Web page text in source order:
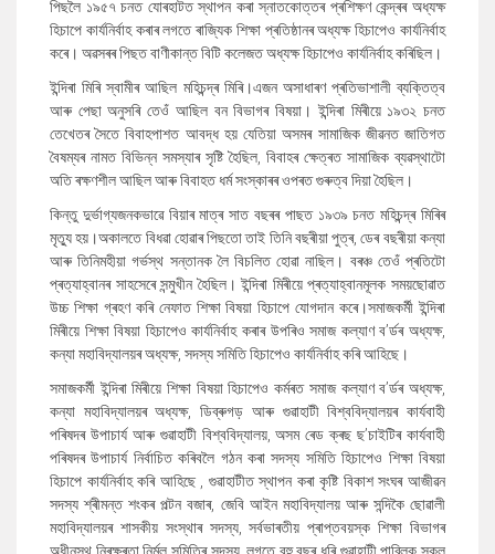
পিছলৈ ১৯৫৭ চনত যোৰহাটত স্থাপন কৰা স্নাতকোত্তৰ প্ৰশিক্ষণ কেন্দ্ৰৰ অধ্যক্ষ
হিচাপে কাৰ্যনিৰ্বাহ কৰাৰ লগতে ৰাজ্যিক শিক্ষা প্ৰতিষ্ঠানৰ অধ্যক্ষ হিচাপেও কাৰ্যনিৰ্বাহ
কৰে। অৱসৰৰ পিছত বাণীকান্ত বিটি কলেজত অধ্যক্ষ হিচাপেও কাৰ্যনিৰ্বাহ কৰিছিল।
ইন্দিৰা মিৰি স্বামীৰ আছিল মহিচন্দ্ৰ মিৰি।এজন অসাধাৰণ প্ৰতিভাশালী ব্যক্তিত্ব
আৰু পেছা অনুসৰি তেওঁ আছিল বন বিভাগৰ বিষয়া। ইন্দিৰা মিৰীয়ে ১৯৩২ চনত
তেখেতৰ সৈতে বিবাহপাশত আবদ্ধ হয় যেতিয়া অসমৰ সামাজিক জীৱনত জাতিগত
বৈষম্যৰ নামত বিভিন্ন সমস্যাৰ সৃষ্টি হৈছিল, বিবাহৰ ক্ষেত্ৰত সামাজিক ব্যৱস্থাটো
অতি ৰক্ষণশীল আছিল আৰু বিবাহত ধৰ্ম সংস্কাৰৰ ওপৰত গুৰুত্ব দিয়া হৈছিল।
কিন্তু দুৰ্ভাগ্যজনকভাৱে বিয়াৰ মাত্ৰ সাত বছৰৰ পাছত ১৯৩৯ চনত মহিচন্দ্ৰ মিৰিৰ
মৃত্যু হয়।অকালতে বিধৱা হোৱাৰ পিছতো তাই তিনি বছৰীয়া পুত্ৰ, ডেৰ বছৰীয়া কন্যা
আৰু তিনিমহীয়া গৰ্ভস্থ সন্তানক লৈ বিচলিত হোৱা নাছিল। বৰঞ্চ তেওঁ প্ৰতিটো
প্ৰত্যাহ্বানৰ সাহসেৰে সন্মুখীন হৈছিল। ইন্দিৰা মিৰীয়ে প্ৰত্যাহ্বানমূলক সময়ছোৱাত
উচ্চ শিক্ষা গ্ৰহণ কৰি নেফাত শিক্ষা বিষয়া হিচাপে যোগদান কৰে।সমাজকৰ্মী ইন্দিৰা
মিৰীয়ে শিক্ষা বিষয়া হিচাপেও কাৰ্যনিৰ্বাহ কৰাৰ উপৰিও সমাজ কল্যাণ ব’ৰ্ডৰ অধ্যক্ষ,
কন্যা মহাবিদ্যালয়ৰ অধ্যক্ষ, সদস্য সমিতি হিচাপেও কাৰ্যনিৰ্বাহ কৰি আহিছে।
সমাজকৰ্মী ইন্দিৰা মিৰীয়ে শিক্ষা বিষয়া হিচাপেও কৰ্মৰত সমাজ কল্যাণ ব’ৰ্ডৰ অধ্যক্ষ,
কন্যা মহাবিদ্যালয়ৰ অধ্যক্ষ, ডিব্ৰুগড় আৰু গুৱাহাটী বিশ্ববিদ্যালয়ৰ কাৰ্যবাহী
পৰিষদৰ উপাচাৰ্য আৰু গুৱাহাটী বিশ্ববিদ্যালয়, অসম ৰেড ক্ৰছ ছ’চাইটিৰ কাৰ্যবাহী
পৰিষদৰ উপাচাৰ্য নিৰ্বাচিত কৰিবলৈ গঠন কৰা সদস্য সমিতি হিচাপেও শিক্ষা বিষয়া
হিচাপে কাৰ্যনিৰ্বাহ কৰি আহিছে , গুৱাহাটীত স্থাপন কৰা কৃষ্টি বিকাশ সংঘৰ আজীৱন
সদস্য শ্ৰীমন্ত শংকৰ পল্টন বজাৰ, জেবি আইন মহাবিদ্যালয় আৰু সন্দিকৈ ছোৱালী
মহাবিদ্যালয়ৰ শাসকীয় সংস্থাৰ সদস্য, সৰ্বভাৰতীয় প্ৰাপ্তবয়স্ক শিক্ষা বিভাগৰ